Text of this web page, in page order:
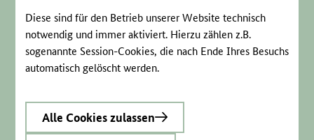
Diese sind für den Betrieb unserer Website technisch
notwendig und immer aktiviert. Hierzu zählen z.B.
sogenannte Session-Cookies, die nach Ende Ihres Besuchs
automatisch gelöscht werden.
Alle Cookies zulassen